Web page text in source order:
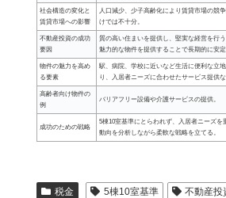
社会構造の変化と
賃貸市場への影響
人口減少、少子高齢化により賃貸市場の競
けでは不十分。
不動産投資の成功
要因
質の高い住まいを提供し、堅実な経営を行
魅力的な物件を提供することで長期的に安定
物件の魅力を高め
る要素
駅、病院、学校に近いなど生活に便利な立
り、入居者ニーズに合わせたサービス提供な
高齢者向け物件の
例
バリアフリー設備や介護サービスの提供。
成功のための戦略
5棟10室基準にとらわれず、入居者ニーズ
動向を分析しながら柔軟な戦略を立てる。
税金 5棟10室基準 不動産投